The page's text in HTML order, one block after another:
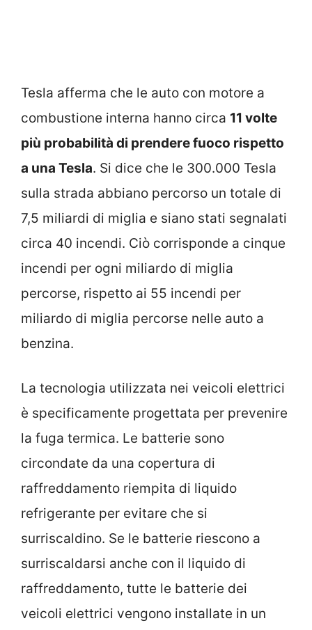
Tesla afferma che le auto con motore a
combustione interna hanno circa 11 volte
più probabilità di prendere fuoco rispetto
a una Tesla. Si dice che le 300.000 Tesla
sulla strada abbiano percorso un totale di
7,5 miliardi di miglia e siano stati segnalati
circa 40 incendi. Ciò corrisponde a cinque
incendi per ogni miliardo di miglia
percorse, rispetto ai 55 incendi per
miliardo di miglia percorse nelle auto a
benzina.
La tecnologia utilizzata nei veicoli elettrici
è specificamente progettata per prevenire
la fuga termica. Le batterie sono
circondate da una copertura di
raffreddamento riempita di liquido
refrigerante per evitare che si
surriscaldino. Se le batterie riescono a
surriscaldarsi anche con il liquido di
raffreddamento, tutte le batterie dei
veicoli elettrici vengono installate in un